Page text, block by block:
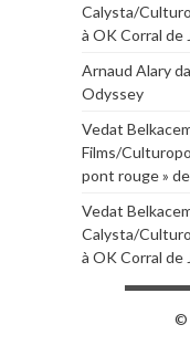
Calysta/
à OK Corral de
Arnaud Alary
Odyssey
Vedat
Films/
pont rouge »
Vedat
Calysta/
à OK Corral de
©